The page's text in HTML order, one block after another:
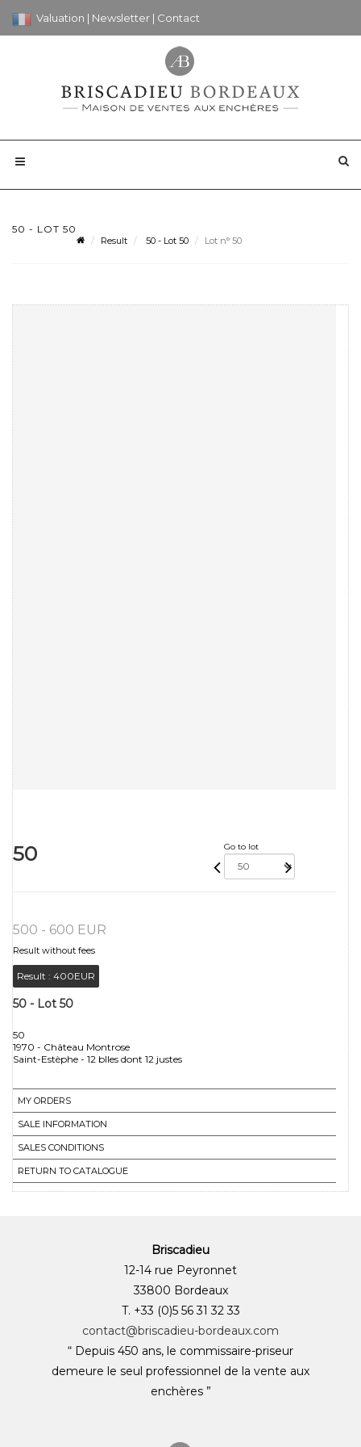
Valuation | Newsletter | Contact
50 - LOT 50
Result 50 - Lot 50 Lot n° 50
50 Go to lot
500 - 600 EUR
Result without fees
Result : 400EUR
50 - Lot 50
50
1970 - Château Montrose
Saint-Estèphe - 12 blles dont 12 justes
MY ORDERS
SALE INFORMATION
SALES CONDITIONS
RETURN TO CATALOGUE
Briscadieu
12-14 rue Peyronnet
33800 Bordeaux
T. +33 (0)5 56 31 32 33
contact@briscadieu-bordeaux.com
“ Depuis 450 ans, le commissaire-priseur
demeure le seul professionnel de la vente aux
enchères ”